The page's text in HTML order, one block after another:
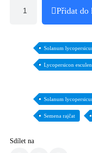
Přidat do
Solanum
Lycopersicon
Solanum
Semena rajčat
Sdílet na